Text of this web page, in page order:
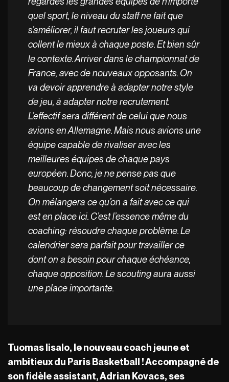
quel sport, le niveau du staff ne fait que
s’améliorer, il faut recruter les joueurs qui
collent le mieux à chaque poste. Et bien sûr
le contexte. Arriver dans le championnat de
France, avec de nouveaux opposants. On
va devoir apprendre à adapter notre style
de jeu, à adapter notre recrutement.
L’effectif sera différent de celui que nous
avions en Allemagne. Mais nous avions une
équipe capable de rivaliser avec les
meilleures équipes de chaque pays
européen. Donc, je ne pense pas que
beaucoup de changement soit nécessaire.
On mélangera ce qu’on a fait avec ce qui
est en place ici. C’est l’essence même du
coaching: résoudre chaque problème. Le
calendrier sera parfait pour travailler ce
dont on a besoin pour chaque échéance,
chaque opposition. Le scouting aura aussi
une place importante.
Tuomas Iisalo, le nouveau coach jeune et
ambitieux du Paris Basketball ! Accompagné de
son fidèle assistant, Adrian Kovacs, ses